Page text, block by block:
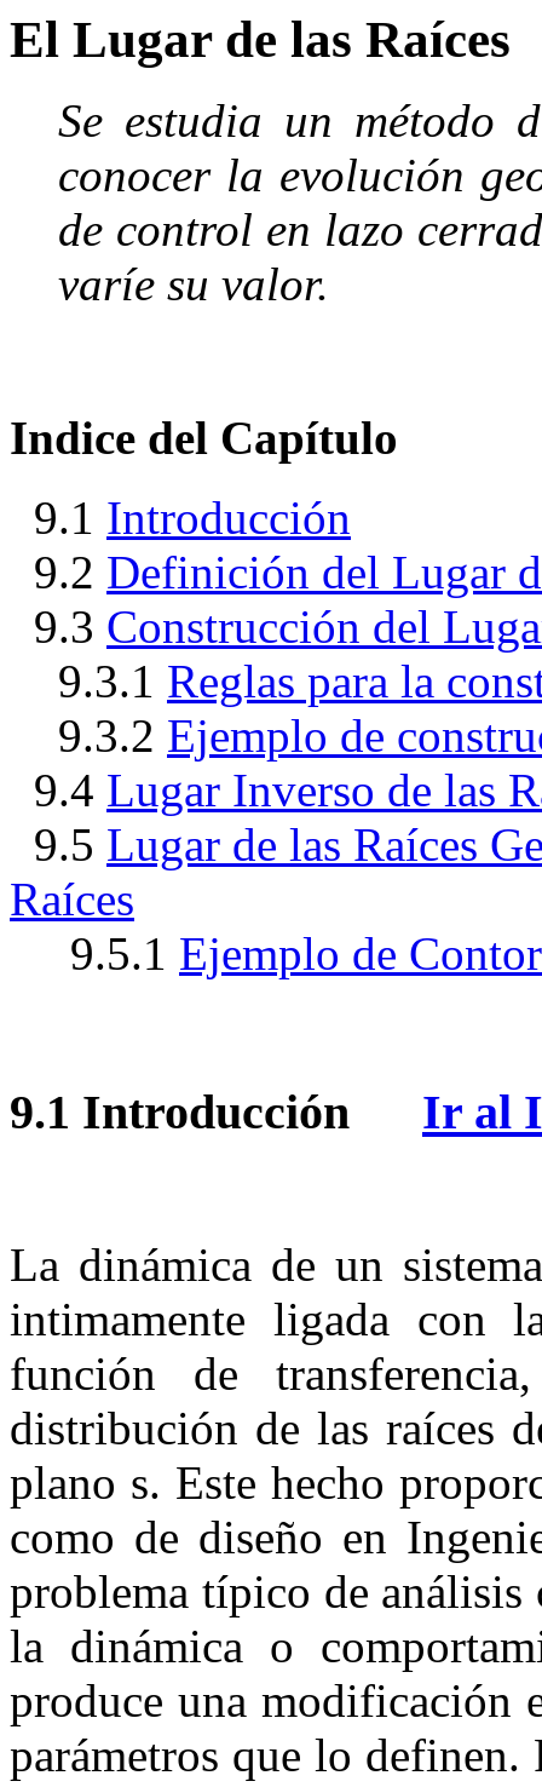
El Lugar de las Raíces
Se estudia un método
conocer la evolución
de control en lazo
varíe su valor.
Indice del Capítulo
9.1 Introducción
9.2 Definición del Lugar
9.3 Construcción del
9.3.1 Reglas para la
9.3.2 Ejemplo de
9.4 Lugar Inverso de las
9.5 Lugar de las Raíces
Raíces
9.5.1 Ejemplo de
9.1 Introducción Ir al
La dinámica de un
intimamente ligada con
función de
distribución de las raíces
plano s. Este hecho
como de diseño en
problema típico de análisis
la dinámica o
produce una modificación
parámetros que lo